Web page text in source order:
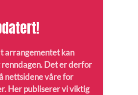
arrangementet kan
Det er derfor
nettsidene våre for
Her publiserer vi viktig